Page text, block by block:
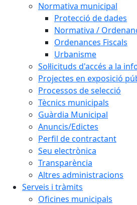
Normativa municipal
Protecció de dades
Normativa /
Ordenances Fiscals
Urbanisme
Sol·licituds d'accés a la
Projectes en exposició
Processos de selecció
Tècnics municipals
Guàrdia Municipal
Anuncis/Edictes
Perfil de contractant
Seu electrònica
Transparència
Altres administracions
Serveis i tràmits
Oficines municipals